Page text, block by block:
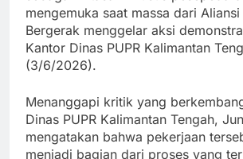
mengemuka saat massa dari
Bergerak menggelar aksi
Kantor Dinas PUPR Kalimantan
(3/6/2026).
Menanggapi kritik yang
Dinas PUPR Kalimantan Tengah,
mengatakan bahwa pekerjaan
menjadi bagian dari proses yang